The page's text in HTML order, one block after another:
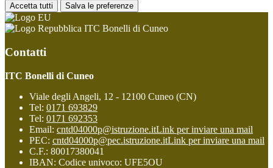
Accetta tutti Salva le preferenze
ITC Bonelli di Cuneo
Contatti
ITC Bonelli di Cuneo
Viale degli Angeli, 12 - 12100 Cuneo (CN)
Tel: 0171 693829
Tel: 0171 692353
Email: cntd04000p@istruzione.itLink per inviare una mail
PEC: cntd04000p@pec.istruzione.itLink per inviare una mail
C.F.: 80017380041
IBAN: Codice univoco: UFE5OU